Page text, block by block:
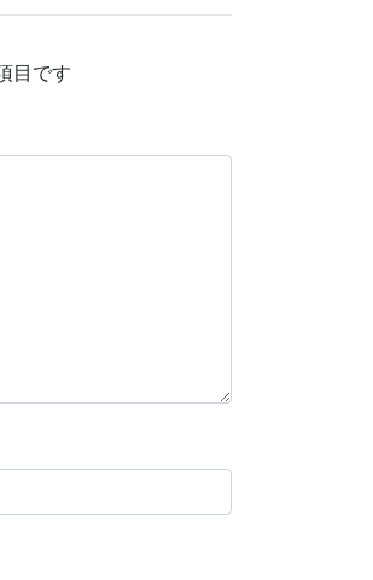
目です